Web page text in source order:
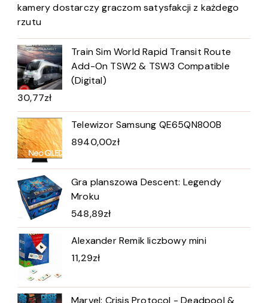
kamery dostarczy graczom satysfakcji z każdego
rzutu
Train Sim World Rapid Transit Route
Add-On TSW2 & TSW3 Compatible
(Digital)
30,77zł
Telewizor Samsung QE65QN800B
8940,00zł
Gra planszowa Descent: Legendy
Mroku
548,89zł
Alexander Remik liczbowy mini
11,29zł
Marvel: Crisis Protocol - Deadpool &